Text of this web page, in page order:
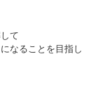
て
なることを目指し